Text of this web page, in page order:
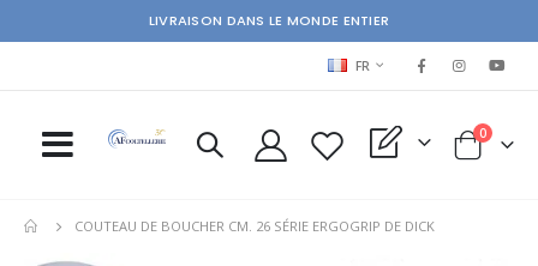
LIVRAISON DANS LE MONDE ENTIER
LANGUAGE
FR
My Quote Cart
0items
COUTEAU DE BOUCHER CM. 26 SÉRIE ERGOGRIP DE DICK